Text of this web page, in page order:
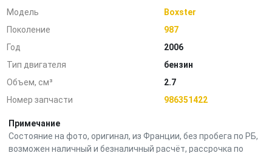
Модель
Boxster
Поколение
987
Год
2006
Тип двигателя
бензин
Объем, см³
2.7
Номер запчасти
986351422
Примечание
Состояние на фото, оригинал, из Франции, без пробега по РБ,
возможен наличный и безналичный расчёт, рассрочка по